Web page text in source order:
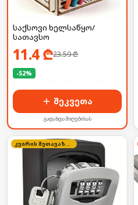
საქსოვი ხელსაწყო/
სათავსო
11.4₾23.59₾
-52%
შეკვეთა
გადახდა მიღებისას
კვირის შეთავაზება